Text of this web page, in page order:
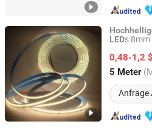
LEDs 8mm
0,48-1,2 $
5 Meter
Anfrage
Shenzhen Chishuo Electronic
Guangdong, China